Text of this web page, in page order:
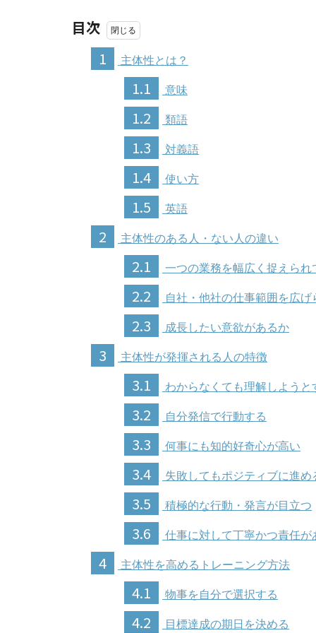
目次
1
主体性とは？
1.1 意味
1.2 類語
1.3 対義語
1.4 使い方
1.5 英語
2 主体性のある人・ない人の違い
2.1 一つの業務を幅広く捉えられ
2.2 自社・他社の仕事範囲を広げ
2.3 成長したい意欲があるか
3 主体性が発揮される人の特徴
3.1 わからなくても理解しようと
3.2 自分発信で行動する
3.3 何事にも知的好奇心が高い
3.4 失敗してもポジティブに進め
3.5 積極的な行動・発言が目立つ
3.6 仕事に対して丁寧かつ責任が
4 主体性を高めるトレーニング方法
4.1 物事を自分で選択する
4.2 目標達成の期日を決める